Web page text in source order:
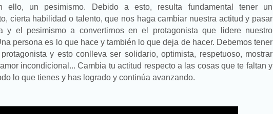
ello, un pesimismo. Debido a esto, resulta fundamental tener un
cierta habilidad o talento, que nos haga cambiar nuestra actitud y pasar
y el pesimismo a convertirnos en el protagonista que lidere nuestro
persona es lo que hace y también lo que deja de hacer. Debemos tener
y esto conlleva ser solidario, optimista, respetuoso, mostrar
incondicional... Cambia tu actitud respecto a las cosas que te faltan y
lo que tienes y has logrado y continúa avanzando.